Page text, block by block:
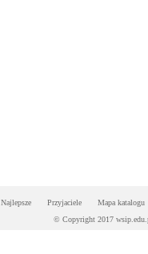
Najlepsze Przyjaciele
Mapa katalogu
© Copyright 2017